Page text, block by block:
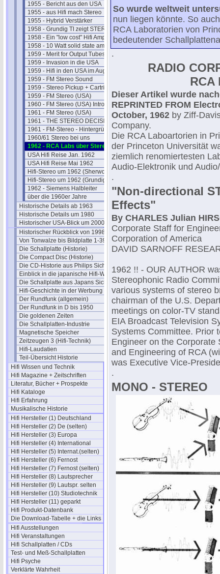
1955 - Bericht aus den USA
1955 - aus Hifi mach Stereo
1955 - Hybrid Verstärker
1958 - Grundig TI zeigt STEREO
1958 - Ein "low cost" Hifi Amp
1958 - 10 Watt solid state amp
1959 - Merit for Output Tubes
1959 - Invasion in die USA
1959 - Hifi in den USA im Aug.
1959 - FM Stereo Sound
1959 - Stereo Pickup + Cartridges
1959 - FM Stereo (USA)
1960 - FM Stereo (USA) Intro
1961 - FM Stereo (USA)
1961 - THE STEREO DECISION
1961 - FM-Stereo - Hintergründe
1960/61 Stereo bei uns
1962 - RCA Labs über Stereo
USA Hifi Reise Jan. 1962
USA Hifi Reise Mai 1962
Hifi-Stereo um 1962 (Sherwood)
Hifi-Stereo um 1962 (Grundig)
1962 - Siemens Halbleiter
über die 1960er Jahre
Historische Details ab 1963
Historische Details um 1980
Historischer USA-Blick um 2000
Historischer Rückblick von 1998
Von Tonwalze bis Bildplatte 1-39
Die Schallplatte (Historie)
Die Compact Disc (Historie)
Die CD-Historie aus Philips Sicht
Einblick in die japanische Hifi-Welt
Die Schallplatte aus Japans Sicht
Hifi-Geschichte in der Werbung
Der Rundfunk (allgemein)
Der Rundfunk in D bis 1950
Die goldenen Zeiten
Die Schallplatten-Industrie
Magnetische Speicher
Zeitzeugen 3 (Hifi-Technik)
Hifi-Laudatien
Teil-Übersicht Historie
Hifi Wissen und Technik
Hifi Magazine + Zeitschriften
Literatur, Bücher + Prospekte
Hifi Kataloge
Hifi Erfahrung
Musikalische Historie
Hifi Hersteller (1) Deutschland
Hifi Hersteller (2) De (selten)
Hifi Hersteller (3) Europa
Hifi Hersteller (4) International
Hifi Hersteller (5) Internat.(selten)
Hifi Hersteller (6) Fernost
Hifi Hersteller (7) Fernost (selten)
Hifi Hersteller (8) Lautsprecher
Hifi Hersteller (9) Lautspr. selten
Hifi Hersteller (10) Studiotechnik
Hifi Hersteller (11) geparkt
Hifi Produkt-Datenbank
Die Download-Tabelle + die Links
Hifi Ausstellungen
Hifi Veranstaltungen
Hifi Schallplatten / CDs
Test- und Meß-Schallplatten
Hifi Psyche
Verklärte Wahrheit
So wurde weltweit
nun liegen könnte. So
RCA Laboratorien von
bedeutender
.
RADIO
RCA
Dieser Artikel wurde
REPRINTED FROM
October, 1962 by Ziff-
Company.
Die RCA Laboartorien in
der Princeton Universität
ziemlich renomiertesten
Audio-Elektronik und
.
"Non-directional
Effects"
By CHARLES Julian
Corporate Staff for
Corporation of America
DAVID SARNOFF
1962 !! - OUR AUTHOR
Stereophonic Radio
various systems of stereo
chairman of the U.S.
meetings on color-TV
EIA Broadcast Television
Systems Committee. Prior
Engineer on the Corporate
and Engineering of RCA
was Executive Vice-
.
MONO - STEREO